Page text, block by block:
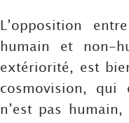
L’opposition
humain et non-
extériorité, est
cosmovision, qui
n’est pas